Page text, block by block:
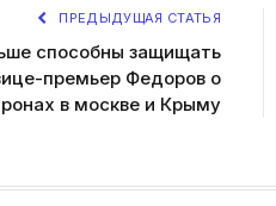
ПРЕДЫДУЩАЯ СТАТЬЯ
способны защищать
премьер Федоров о
в москве и Крыму